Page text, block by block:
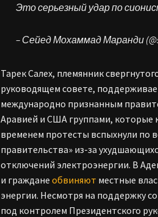
Это серьезный удар по
– Сейед Мохаммад Маранди
Тарек Салех, племянник
руководящем совете,
международно признанным
Аравией и США группами,
временем протесты вспыхнули по
правительства» из-за
отключений электроэнергии. В
и гражданеобвиняют местные
энергии. Несмотря на поддержку
под контролем Президентского